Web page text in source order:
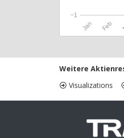
Jan Feb
−1
Weitere
Visualizations